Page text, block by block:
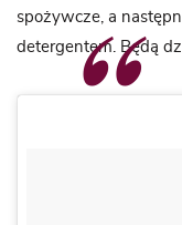
spożywcze, a
detergentem. Będą